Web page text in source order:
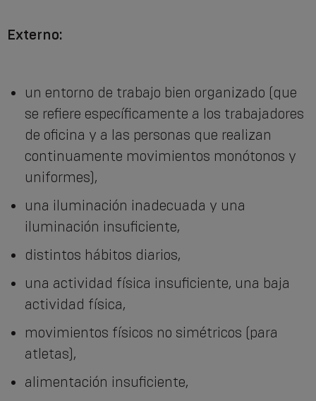
Externo:
un entorno de trabajo bien organizado (que
se refiere específicamente a los trabajadores
de oficina y a las personas que realizan
continuamente movimientos monótonos y
uniformes),
una iluminación inadecuada y una
iluminación insuficiente,
distintos hábitos diarios,
una actividad física insuficiente, una baja
actividad física,
movimientos físicos no simétricos (para
atletas),
alimentación insuficiente,